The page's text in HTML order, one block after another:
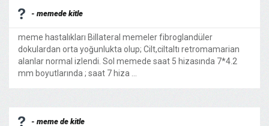
- memede kitle
meme hastalıkları Billateral memeler fibroglandüler
dokulardan orta yoğunlukta olup; Cilt,ciltaltı retromamarian
alanlar normal izlendi. Sol memede saat 5 hizasında 7*4.2
mm boyutlarında ; saat 7 hiza ...
- meme de kitle